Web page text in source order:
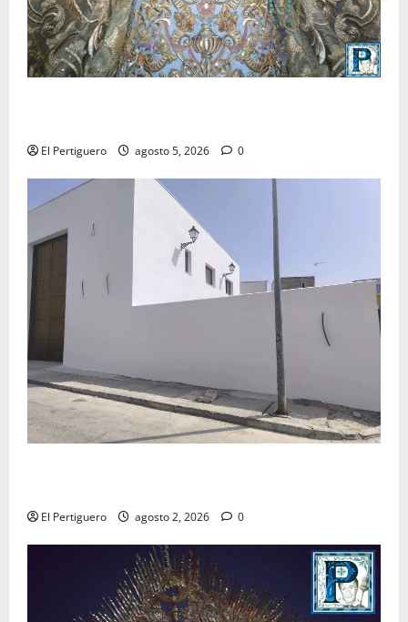
El Pertiguero agosto 5, 2026 0
El Pertiguero agosto 2, 2026 0